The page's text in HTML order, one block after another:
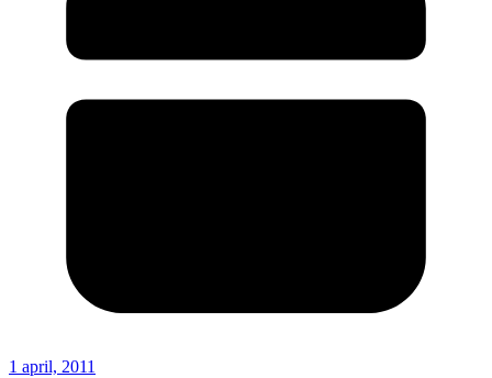
1 april, 2011